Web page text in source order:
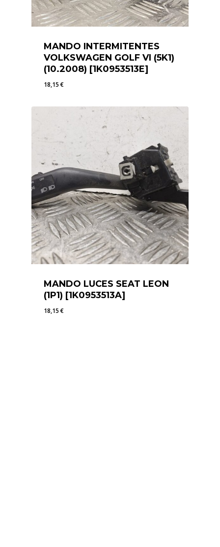
MANDO INTERMITENTES
VOLKSWAGEN GOLF VI (5K1)
(10.2008) [1K0953513E]
18,15€
MANDO LUCES SEAT LEON
(1P1) [1K0953513A]
18,15€